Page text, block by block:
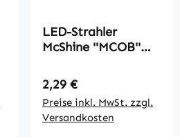
LED-Strahler
McShine ''MCOB''
neutralweiß
Regulärer Preis:
2,29 €
Preise inkl. MwSt. zzgl.
Versandkosten